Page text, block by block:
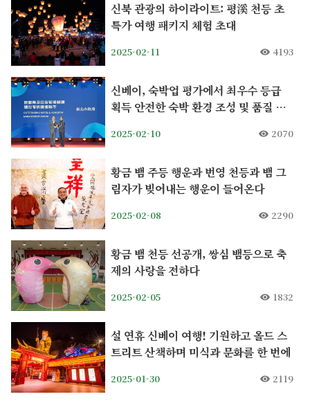
신북 관광의 하이라이트: 평溪 천등 초
특가 여행 패키지 체험 초대
2025-02-11 4193
신베이, 숙박업 평가에서 최우수 등급
획득 안전한 숙박 환경 조성 및 품질 향
2025-02-10 2070
황금 뱀 주등 행운과 번영 천등과 뱀 그
림자가 빚어내는 행운이 들어온다
2025-02-08 2290
황금 뱀 천등 선공개, 쌍심 뱀등으로 축
제의 사랑을 전하다
2025-02-05 1832
설 연휴 신베이 여행! 기원하고 올드 스
트리트 산책하며 미식과 문화를 한 번에
2025-01-30 2119